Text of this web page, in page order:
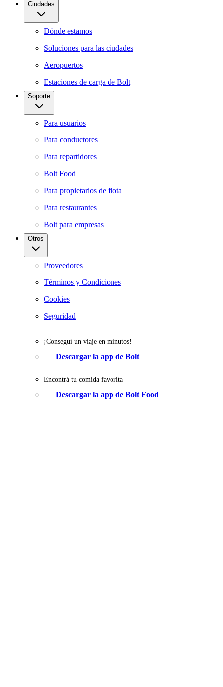
Ciudades
Dónde estamos
Soluciones para las ciudades
Aeropuertos
Estaciones de carga de Bolt
Soporte
Para usuarios
Para conductores
Para repartidores
Bolt Food
Para propietarios de flota
Para restaurantes
Bolt para empresas
Otros
Proveedores
Términos y Condiciones
Cookies
Seguridad
¡Conseguí un viaje en minutos!
Descargar la app de Bolt
Encontrá tu comida favorita
Descargar la app de Bolt Food